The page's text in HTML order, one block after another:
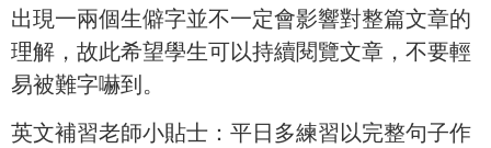
出現一兩個生僻字並不一定會影響對整篇文章的
理解，故此希望學生可以持續閱覽文章，不要輕
易被難字嚇到。
英文補習老師小貼士：平日多練習以完整句子作